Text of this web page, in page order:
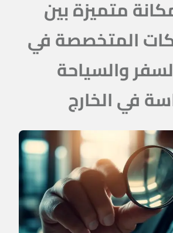
متميزة بين
المتخصصة في
والسياحة
في الخارج